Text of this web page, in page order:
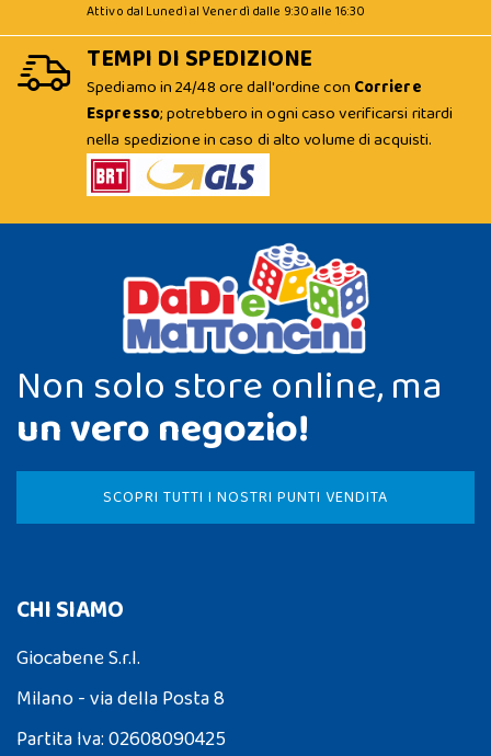
Attivo dal Lunedì al Venerdì dalle 9:30 alle 16:30
TEMPI DI SPEDIZIONE
Spediamo in 24/48 ore dall'ordine con Corriere
Espresso; potrebbero in ogni caso verificarsi ritardi
nella spedizione in caso di alto volume di acquisti.
Non solo store online, ma
un vero negozio!
SCOPRI TUTTI I NOSTRI PUNTI VENDITA
CHI SIAMO
Giocabene S.r.l.
Milano - via della Posta 8
Partita Iva: 02608090425